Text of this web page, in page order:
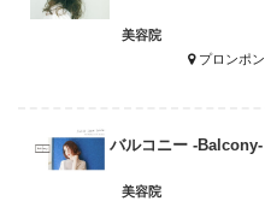
美容院
プロンポン
バルコニー -Balcony-
美容院